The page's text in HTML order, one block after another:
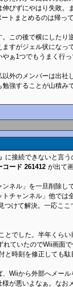
びずにやはり失敗
トまとめるのは帰っ
この後で横にしたり
すがジェル状になっ
ぁ1つでもうまく行
外のメンバーは出社
強することが山積み
に接続できないと言
コード 261412 が出て
ネル」を一旦削除し
チャンネル」他では
つけて解決。一応こ
とでした。半年くら
ていたのでWii画面
と時刻を修正しても
Wiiから外部へメー
が悪いよなぁ。なお